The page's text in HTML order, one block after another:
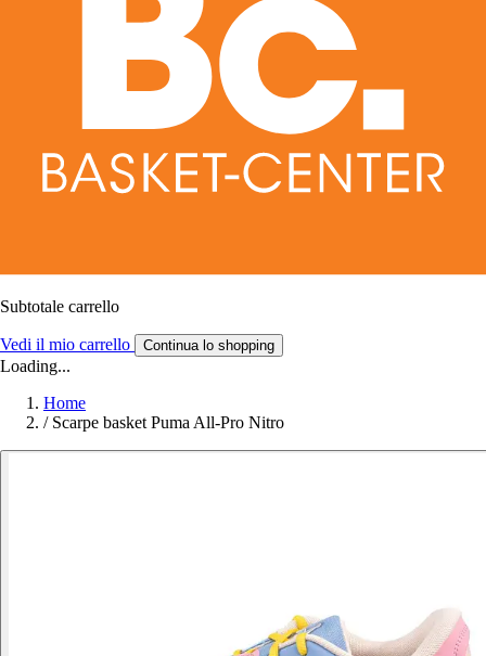
Subtotale carrello
Vedi il mio carrello Continua lo shopping
Loading...
Home
/ Scarpe basket Puma All-Pro Nitro